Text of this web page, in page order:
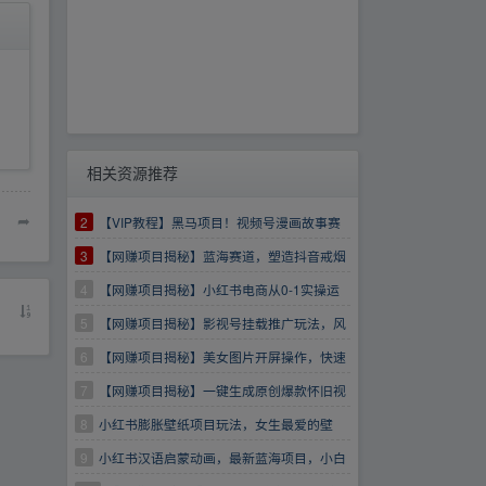
➦
相关资源推荐
2
【VIP教程】黑马项目！视频号漫画故事赛
道，新手小白也可做！
3
【网赚项目揭秘】蓝海赛道，塑造抖音戒烟
IP，新手小白日入500+【揭秘】
4
【网赚项目揭秘】小红书电商从0-1实操运
营课，让你从小白到精英
5
【网赚项目揭秘】影视号挂载推广玩法，风
行影视推广，0粉也可操作适合新手
6
【网赚项目揭秘】美女图片开屏操作，快速
涨粉，小白也可日入1k【揭秘】
7
【网赚项目揭秘】一键生成原创爆款怀旧视
频，情怀爆款玩法，小白也可日入300+
8
小红书膨胀壁纸项目玩法，女生最爱的壁
纸，0门槛新手也可操作日入300+
9
小红书汉语启蒙动画，最新蓝海项目，小白